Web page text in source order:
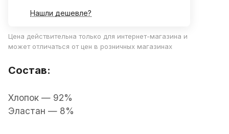
Нашли дешевле?
Цена действительна только для интернет-магазина и
может отличаться от цен в розничных магазинах
Состав:
Хлопок — 92%
Эластан — 8%